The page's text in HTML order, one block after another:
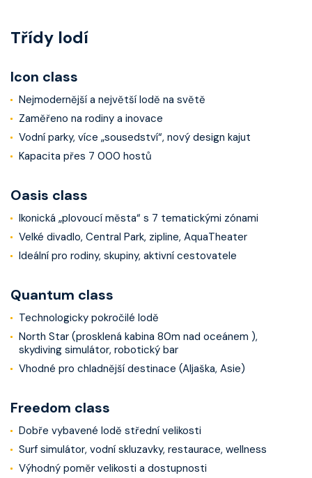
Třídy lodí
Icon class
Nejmodernější a největší lodě na světě
Zaměřeno na rodiny a inovace
Vodní parky, více „sousedství“, nový design kajut
Kapacita přes 7 000 hostů
Oasis class
Ikonická „plovoucí města“ s 7 tematickými zónami
Velké divadlo, Central Park, zipline, AquaTheater
Ideální pro rodiny, skupiny, aktivní cestovatele
Quantum class
Technologicky pokročilé lodě
North Star (prosklená kabina 80m nad oceánem ),
skydiving simulátor, robotický bar
Vhodné pro chladnější destinace (Aljaška, Asie)
Freedom class
Dobře vybavené lodě střední velikosti
Surf simulátor, vodní skluzavky, restaurace, wellness
Výhodný poměr velikosti a dostupnosti